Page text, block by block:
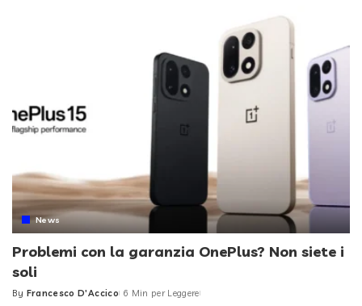
News
Problemi con la garanzia OnePlus? Non siete i
soli
Posted
By Francesco D'Accico 6 Min per Leggere